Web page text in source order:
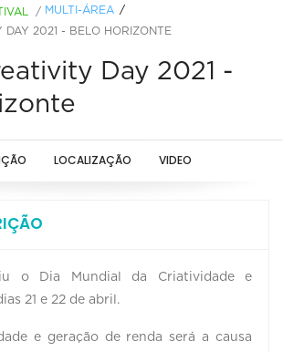
/ MULTI-ÁREA
DAY 2021 - BELO HORIZONTE
Day 2021 -
LOCALIZAÇÃO VIDEO
o Dia Mundial da Criatividade e
21 e 22 de abril.
e geração de renda será a causa